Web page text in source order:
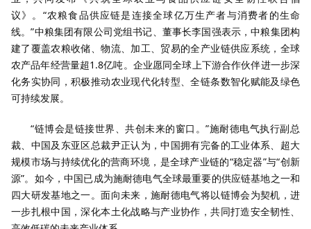
议》。“农粮食品供应链是连接全球亿万生产者与消费者的生命
线。”中粮集团有限公司党组书记、董事长李国强表示，中粮集团构
建了覆盖农粮收储、物流、加工、贸易的全产业链供应系统，全球
农产品年经营量超1.8亿吨。企业愿同全球上下游合作伙伴进一步深
化务实协同，积极推动农业现代化转型、全链条数智化赋能及绿色
可持续发展。
“链博会是链接世界、共创未来的窗口。”施耐德电气执行副总
裁、中国及东亚区总裁尹正认为，中国拥有完备的工业体系、超大
规模市场与持续优化的营商环境，是全球产业链的“稳定器”与“创新
源”。如今，中国已成为施耐德电气全球最重要的供应链基地之一和
四大研发基地之一。面向未来，施耐德电气将以链博会为契机，进
一步扎根中国，深化本土化战略与产业协作，共同打造安全韧性、